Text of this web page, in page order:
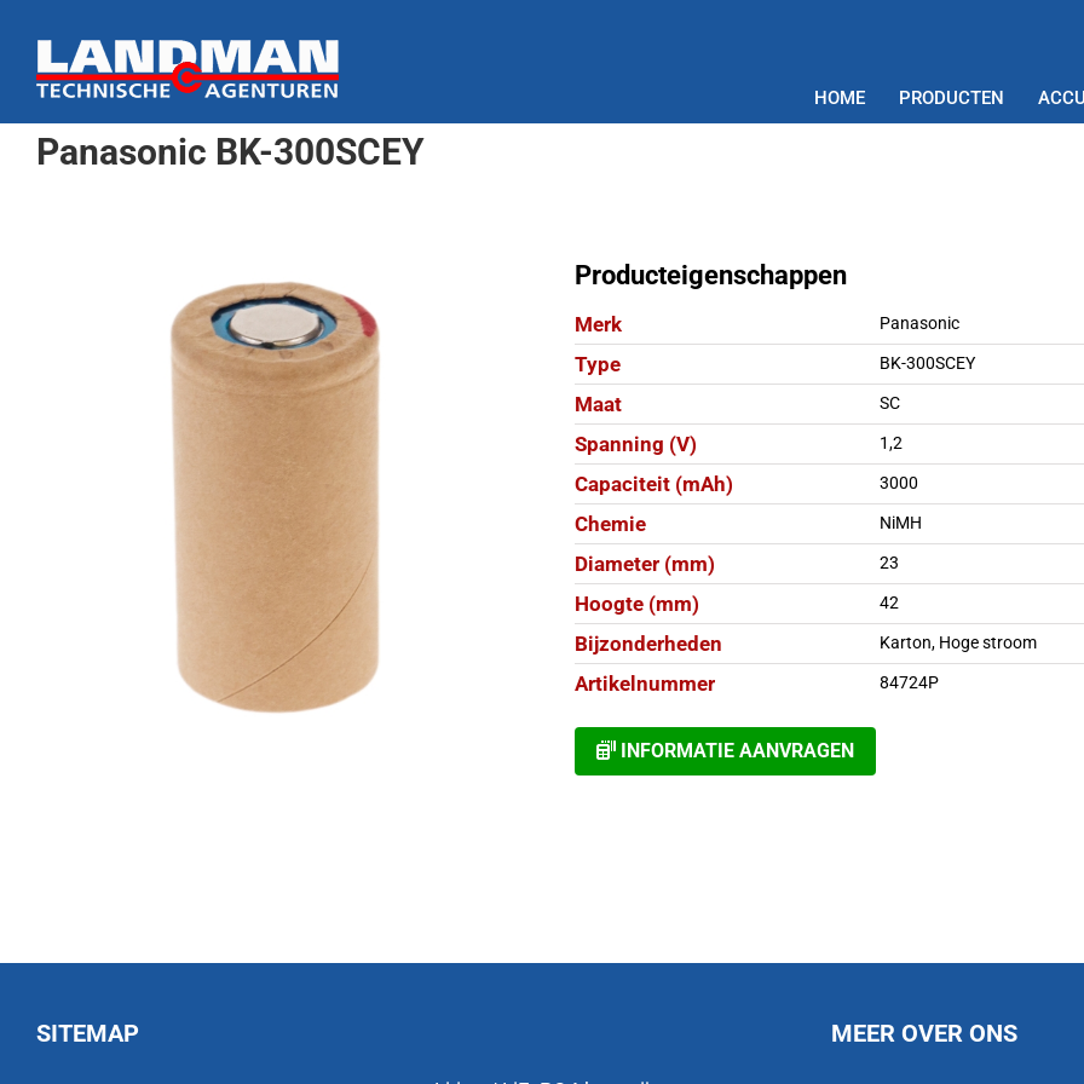
naar
inhoud
HOME PRODUCTEN
Panasonic BK-300SCEY
Producteigenschappen
Merk Panasonic
Type BK-300SCEY
Maat SC
Spanning (V) 1,2
Capaciteit (mAh) 3000
Chemie NiMH
Diameter (mm) 23
Hoogte (mm) 42
Bijzonderheden Karton, Hoge stroom
Artikelnummer 84724P
INFORMATIE AANVRAGEN
SITEMAP MEER OVER ONS